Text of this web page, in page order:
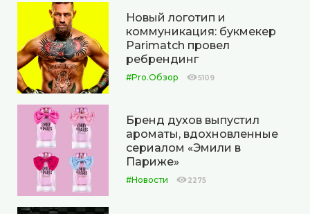
Новый логотип и
коммуникация: букмекер
Parimatch провел
ребрендинг
#Pro.Обзор 5109
Бренд духов выпустил
ароматы, вдохновленные
сериалом «Эмили в
Париже»
#Новости 2275